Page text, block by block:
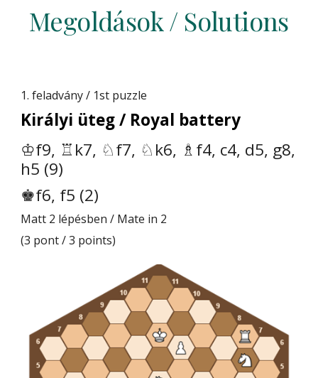
Megoldások/ Solutions
1. feladvány / 1st puzzle
Királyi üteg / Royal battery
♔f9, ♖k7, ♘f7, ♘k6, ♗f4, c4, d5, g8,
h5 (9)
♚f6, f5 (2)
Matt 2 lépésben / Mate in 2
(3 pont / 3 points)